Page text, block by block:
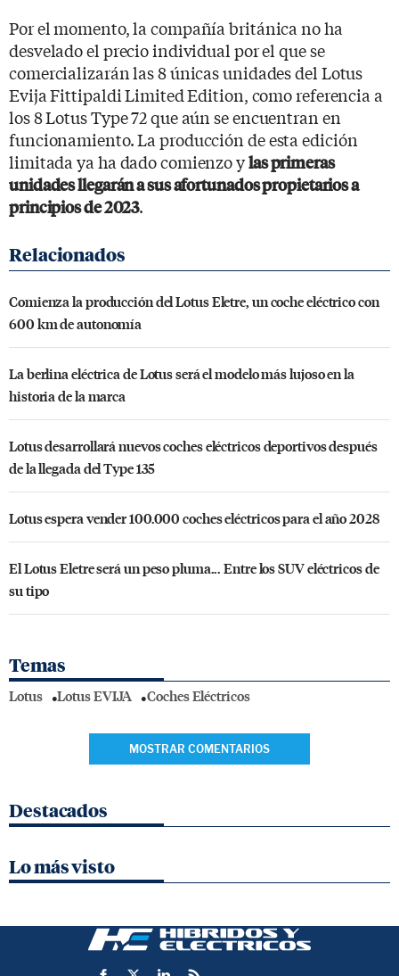
Por el momento, la compañía británica no ha
desvelado el precio individual por el que se
comercializarán las 8 únicas unidades del Lotus
Evija Fittipaldi Limited Edition, como referencia a
los 8 Lotus Type 72 que aún se encuentran en
funcionamiento. La producción de esta edición
limitada ya ha dado comienzo ylas primeras
unidades llegarán a sus afortunados propietarios a
principios de 2023.
Comienza la producción del Lotus Eletre, un coche eléctrico con
600 km de autonomía
La berlina eléctrica de Lotus será el modelo más lujoso en la
historia de la marca
Lotus desarrollará nuevos coches eléctricos deportivos después
de la llegada del Type 135
Lotus espera vender 100.000 coches eléctricos para el año 2028
El Lotus Eletre será un peso pluma... Entre los SUV eléctricos de
su tipo
Temas
Lotus Lotus EVIJA Coches Eléctricos
MOSTRAR COMENTARIOS
Destacados
Lo más visto